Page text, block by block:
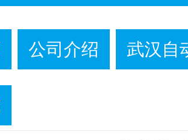
公司介绍 武汉自